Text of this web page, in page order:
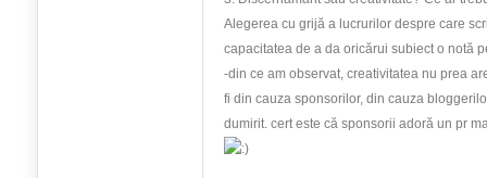
Alegerea cu grijă a lucrurilor despre care
capacitatea de a da oricărui subiect o notă
-din ce am observat, creativitatea nu prea
fi din cauza sponsorilor, din cauza
dumirit. cert este că sponsorii adoră un pr